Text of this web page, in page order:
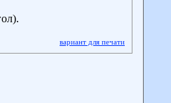
вариант для печати